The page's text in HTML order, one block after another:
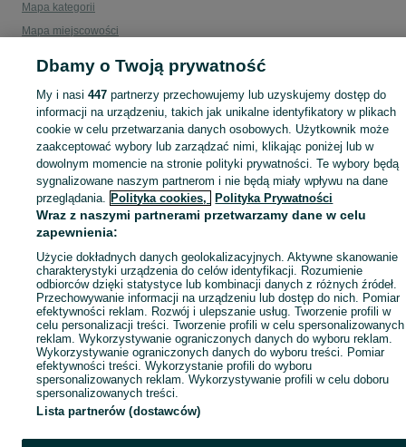
Mapa kategorii
Mapa miejscowości
Popularne wyszukiwania
Dbamy o Twoją prywatność
My i nasi447 partnerzy przechowujemy lub uzyskujemy dostęp do
informacji na urządzeniu, takich jak unikalne identyfikatory w plikach
cookie w celu przetwarzania danych osobowych. Użytkownik może
zaakceptować wybory lub zarządzać nimi, klikając poniżej lub w
dowolnym momencie na stronie polityki prywatności. Te wybory będą
sygnalizowane naszym partnerom i nie będą miały wpływu na dane
przeglądania. Polityka cookies, Polityka Prywatności
Wraz z naszymi partnerami przetwarzamy dane w celu
zapewnienia:
Użycie dokładnych danych geolokalizacyjnych. Aktywne skanowanie
charakterystyki urządzenia do celów identyfikacji. Rozumienie
odbiorców dzięki statystyce lub kombinacji danych z różnych źródeł.
Przechowywanie informacji na urządzeniu lub dostęp do nich. Pomiar
efektywności reklam. Rozwój i ulepszanie usług. Tworzenie profili w
celu personalizacji treści. Tworzenie profili w celu spersonalizowanych
reklam. Wykorzystywanie ograniczonych danych do wyboru reklam.
Wykorzystywanie ograniczonych danych do wyboru treści. Pomiar
efektywności treści. Wykorzystanie profili do wyboru
spersonalizowanych reklam. Wykorzystywanie profili w celu doboru
spersonalizowanych treści.
Lista partnerów (dostawców)